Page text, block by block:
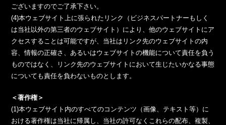
ございますのでご了承下さい。
(4)本ウェブサイト上に張られたリンク（ビジネスパートナーもしく
は当社以外の第三者のウェブサイト）により、他のウェブサイトにア
クセスすることは可能ですが、当社はリンク先のウェブサイトの内
容、情報の正確さ、あるいはウェブサイトの機能について責任を負う
ものではなく、リンク先のウェブサイトにおいて生じたいかなる事態
についても責任を負わないものとします。
＜著作権＞
(1)本ウェブサイト内のすべてのコンテンツ（画像、テキスト等）に
おける著作権は当社に帰属し、当社の許可なくこれらの配布、複製、